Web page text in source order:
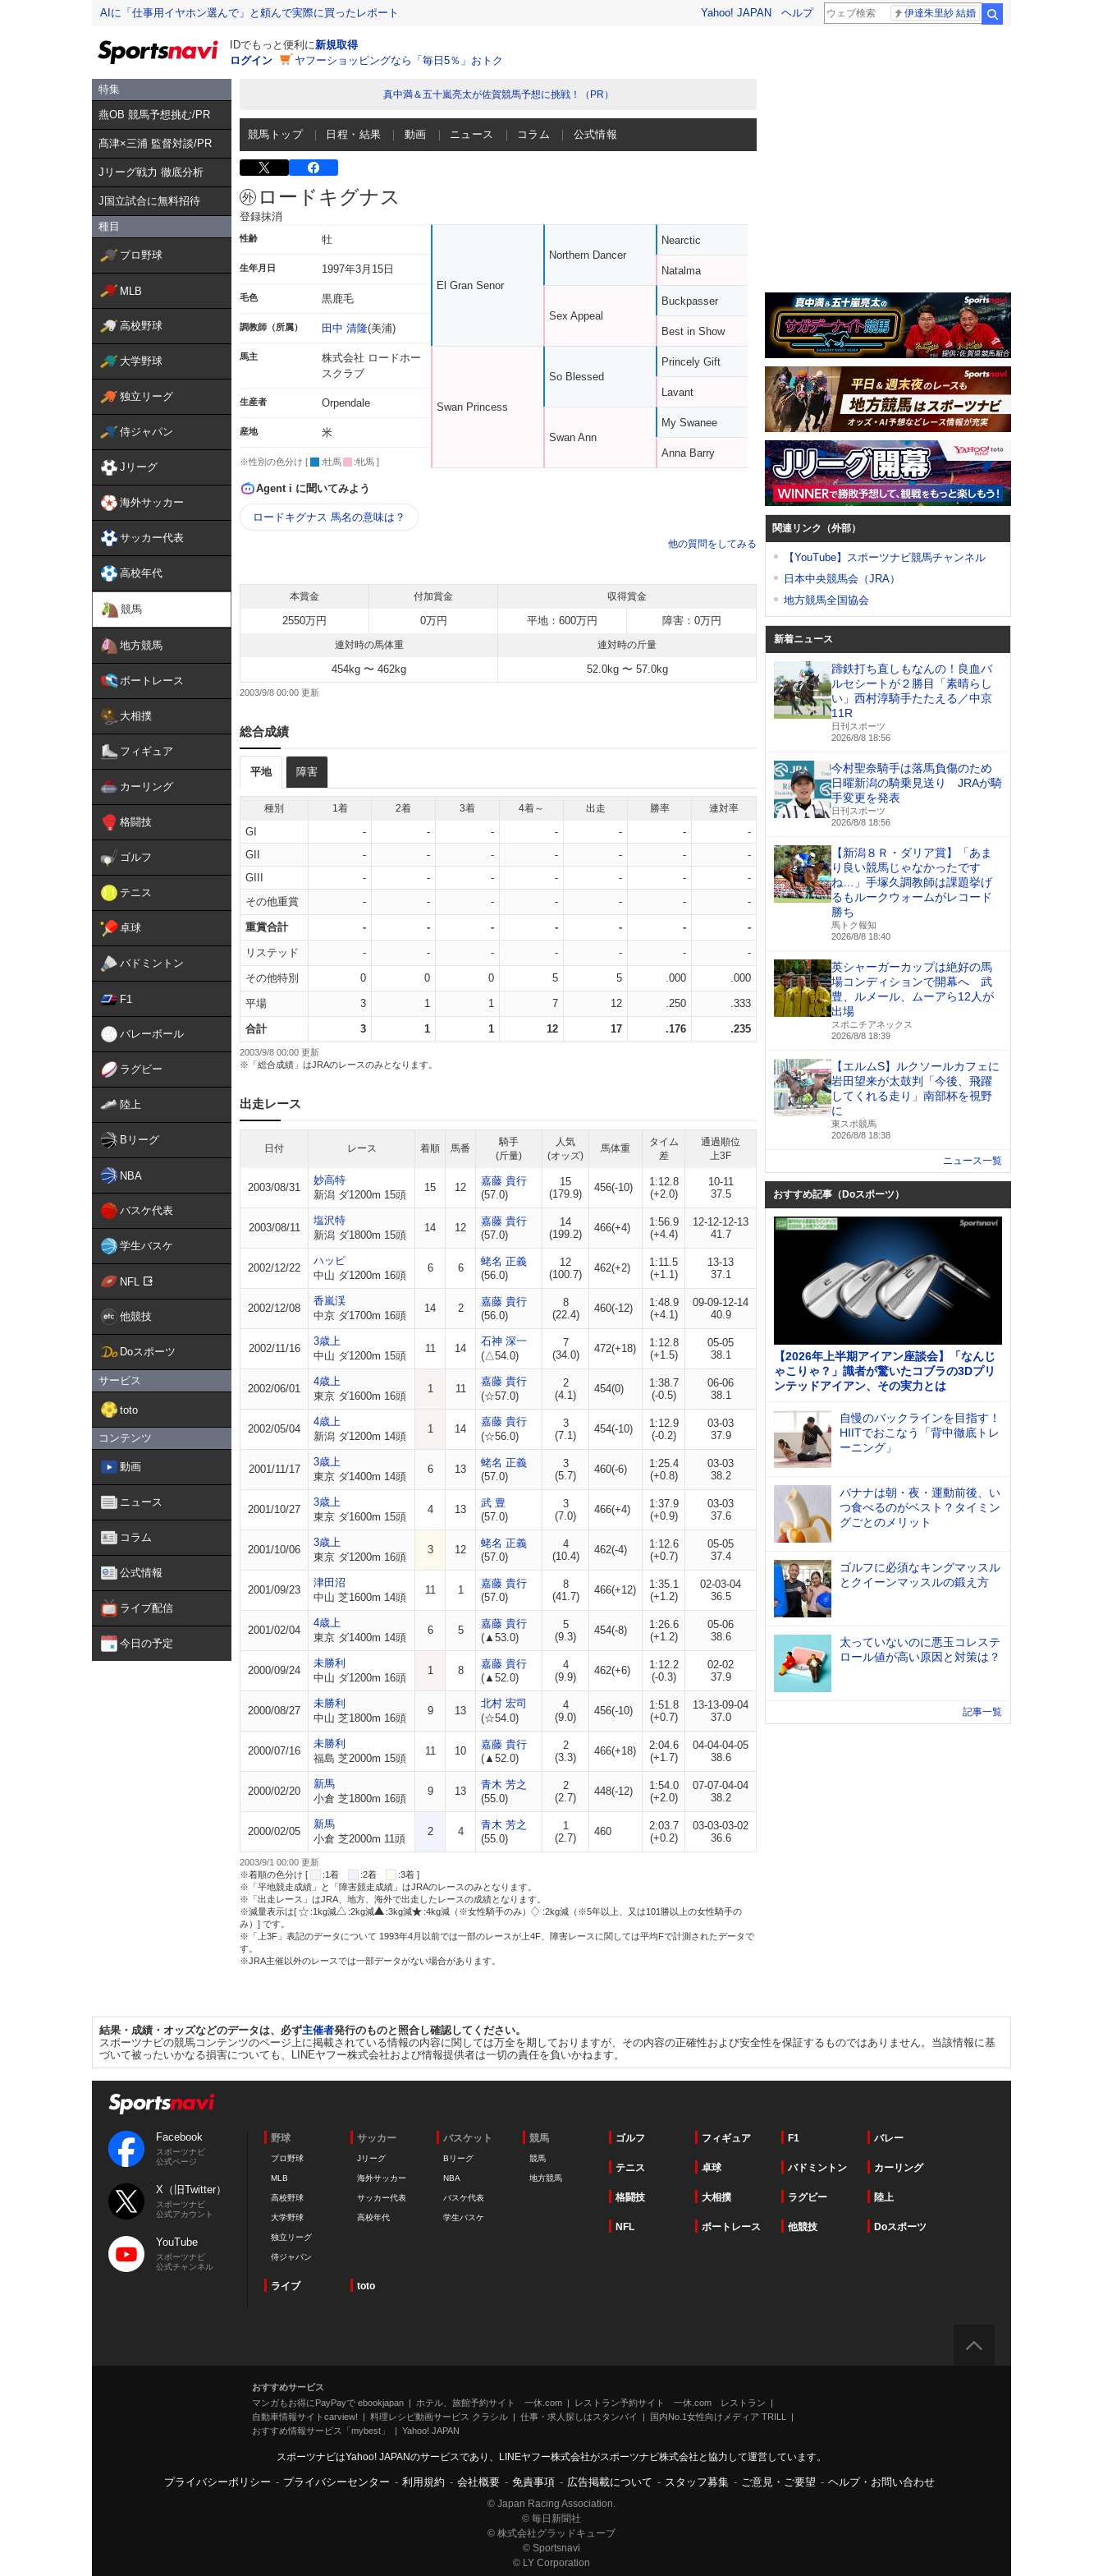
AIに「仕事用イヤホン選んで」と頼んで実際に買ったレポート Yahoo! JAPAN ヘルプ 伊達朱里紗 結婚
IDでもっと便利に新規取得
ログイン
ヤフーショッピングなら「毎日5％」おトク
特集
燕OB 競馬予想挑む/PR
髙津×三浦 監督対談/PR
Jリーグ戦力 徹底分析
J国立試合に無料招待
種目
プロ野球
MLB
高校野球
大学野球
独立リーグ
侍ジャパン
Jリーグ
海外サッカー
サッカー代表
高校年代
競馬
地方競馬
ボートレース
大相撲
フィギュア
カーリング
格闘技
ゴルフ
テニス
卓球
バドミントン
F1
バレーボール
ラグビー
陸上
Bリーグ
NBA
バスケ代表
学生バスケ
NFL
他競技
Doスポーツ
サービス
toto
コンテンツ
動画
ニュース
コラム
公式情報
ライブ配信
今日の予定
真中満＆五十嵐亮太が佐賀競馬予想に挑戦！（PR）
競馬トップ 日程・結果 動画 ニュース コラム 公式情報
ロードキグナス
登録抹消
性齢 牡
生年月日 1997年3月15日
毛色 黒鹿毛
調教師（所属） 田中 清隆(美浦)
馬主
株式会社 ロードホー
スクラブ
生産者 Orpendale
産地 米
※性別の色分け [ :牡馬 :牝馬 ]
El Gran Senor
Swan Princess
Northern Dancer
Sex Appeal
So Blessed
Swan Ann
Nearctic
Natalma
Buckpasser
Best in Show
Princely Gift
Lavant
My Swanee
Anna Barry
Agent i に聞いてみよう
ロードキグナス 馬名の意味は？
他の質問をしてみる
本賞金 付加賞金 収得賞金
2550万円 0万円 平地：600万円 障害：0万円
連対時の馬体重 連対時の斤量
454kg 〜 462kg 52.0kg 〜 57.0kg
2003/9/8 00:00
総合成績
平地 障害
種別 1着 2着 3着 4着～ 出走 勝率 連対率
GI - - - - - -
-
GII
- - - - - -
-
GIII
- - - - - -
-
その他重賞
- - - - - - -
重賞合計 - - - - - - -
リステッド - - - - - - -
その他特別 0 0 0 5 5 .000 .000
平場 3 1 1 7 12 .250 .333
合計 3 1 1 12 17 .176 .235
2003/9/8 00:00 更新
※「総合成績」はJRAのレースのみとなります。
出走レース
日付 レース 着順 馬番
騎手
(斤量)
人気
(オッズ)
馬体重
タイム
差
通過順位
上3F
2003/08/31
妙高特
新潟 ダ1200m 15頭
15 12
嘉藤 貴行
(57.0)
15
(179.9)
456(-10)
1:12.8
(+2.0)
10-11
37.5
2003/08/11
塩沢特
新潟 ダ1800m 15頭
14 12
嘉藤 貴行
(57.0)
14
(199.2)
466(+4)
1:56.9
(+4.4)
12-12-12-13
41.7
2002/12/22
ハッピ
中山 ダ1200m 16頭
6 6
蛯名 正義
(56.0)
12
(100.7)
462(+2)
1:11.5
(+1.1)
13-13
37.1
2002/12/08
香嵐渓
中京 ダ1700m 16頭
14 2
嘉藤 貴行
(56.0)
8
(22.4)
460(-12)
1:48.9
(+4.1)
09-09-12-14
40.9
2002/11/16
3歳上
中山 ダ1200m 15頭
11 14
石神 深一
(△54.0)
7
(34.0)
472(+18)
1:12.8
(+1.5)
05-05
38.1
2002/06/01
4歳上
東京 ダ1600m 16頭
1 11
嘉藤 貴行
(☆57.0)
2
(4.1)
454(0)
1:38.7
(-0.5)
06-06
38.1
2002/05/04
4歳上
新潟 ダ1200m 14頭
1 14
嘉藤 貴行
(☆56.0)
3
(7.1)
454(-10)
1:12.9
(-0.2)
03-03
37.9
2001/11/17
3歳上
東京 ダ1400m 14頭
6 13
蛯名 正義
(57.0)
3
(5.7)
460(-6)
1:25.4
(+0.8)
03-03
38.2
2001/10/27
3歳上
東京 ダ1600m 15頭
4 13
武 豊
(57.0)
3
(7.0)
466(+4)
1:37.9
(+0.9)
03-03
37.6
2001/10/06
3歳上
東京 ダ1200m 16頭
3 12
蛯名 正義
(57.0)
4
(10.4)
462(-4)
1:12.6
(+0.7)
05-05
37.4
2001/09/23
津田沼
中山 芝1600m 14頭
11 1
嘉藤 貴行
(57.0)
8
(41.7)
466(+12)
1:35.1
(+1.2)
02-03-04
36.5
2001/02/04
4歳上
東京 ダ1400m 14頭
6 5
嘉藤 貴行
(▲53.0)
5
(9.3)
454(-8)
1:26.6
(+1.2)
05-06
38.6
2000/09/24
未勝利
中山 ダ1200m 16頭
1 8
嘉藤 貴行
(▲52.0)
4
(9.9)
462(+6)
1:12.2
(-0.3)
02-02
37.9
2000/08/27
未勝利
中山 芝1800m 16頭
9 13
北村 宏司
(☆54.0)
4
(9.0)
456(-10)
1:51.8
(+0.7)
13-13-09-04
37.0
2000/07/16
未勝利
福島 芝2000m 15頭
11 10
嘉藤 貴行
(▲52.0)
2
(3.3)
466(+18)
2:04.6
(+1.7)
04-04-04-05
38.6
2000/02/20
新馬
小倉 芝1800m 16頭
9 13
青木 芳之
(55.0)
2
(2.7)
448(-12)
1:54.0
(+2.0)
07-07-04-04
38.2
2000/02/05
新馬
小倉 芝2000m 11頭
2 4
青木 芳之
(55.0)
1
(2.7)
460
2:03.7
(+0.2)
03-03-03-02
36.6
2003/9/1 00:00 更新
※着順の色分け [
:1着 :2着
:3着 ]
※「平地競走成績」と「障害競走成績」はJRAのレースのみとなります。
※「出走レース」はJRA、地方、海外で出走したレースの成績となります。
※減量表示は[
:1kg減 :2kg減 :3kg減 :4kg減（※女性騎手のみ）
:2kg減（※5年以上、又は101勝以上の女性騎手の
み）] です。
※「上3F」表記のデータについて 1993年4月以前では一部のレースが上4F、障害レースに関しては平均Fで計測されたデータで
す。
※JRA主催以外のレースでは一部データがない場合があります。
関連リンク（外部）
【YouTube】スポーツナビ競馬チャンネル
日本中央競馬会（JRA）
地方競馬全国協会
新着ニュース
蹄鉄打ち直しもなんの！良血バ
ルセシートが２勝目「素晴らし
い」西村淳騎手たたえる／中京
11R
日刊スポーツ
2026/8/8 18:56
今村聖奈騎手は落馬負傷のため
日曜新潟の騎乗見送り JRAが騎
手変更を発表
日刊スポーツ
2026/8/8 18:56
【新潟８Ｒ・ダリア賞】「あま
り良い競馬じゃなかったです
ね…」手塚久調教師は課題挙げ
るもルークウォームがレコード
勝ち
馬トク報知
2026/8/8 18:40
英シャーガーカップは絶好の馬
場コンディションで開幕へ 武
豊、ルメール、ムーアら12人が
出場
スポニチアネックス
2026/8/8 18:39
【エルムS】ルクソールカフェに
岩田望来が太鼓判「今後、飛躍
してくれる走り」南部杯を視野
に
東スポ競馬
2026/8/8 18:38
ニュース一覧
おすすめ記事（Doスポーツ）
【2026年上半期アイアン座談会】「なんじ
ゃこりゃ？」識者が驚いたコブラの3Dプリ
ンテッドアイアン、その実力とは
自慢のバックラインを目指す！
HIITでおこなう「背中徹底トレ
ーニング」
バナナは朝・夜・運動前後、い
つ食べるのがベスト？タイミン
グごとのメリット
ゴルフに必須なキングマッスル
とクイーンマッスルの鍛え方
太っていないのに悪玉コレステ
ロール値が高い原因と対策は？
記事一覧
結果・成績・オッズなどのデータは、必ず主催者発行のものと照合し確認してください。
スポーツナビの競馬コンテンツのページ上に掲載されている情報の内容に関しては万全を期しておりますが、その内容の正確性および安全性を保証するものではありません。当該情報に基
づいて被ったいかなる損害についても、LINEヤフー株式会社および情報提供者は一切の責任を負いかねます。
Facebook
スポーツナビ
公式ページ
X（旧Twitter）
スポーツナビ
公式アカウント
YouTube
スポーツナビ
公式チャンネル
野球
プロ野球
MLB
高校野球
大学野球
独立リーグ
侍ジャパン
サッカー
Jリーグ
海外サッカー
サッカー代表
高校年代
バスケット
Bリーグ
NBA
バスケ代表
学生バスケ
競馬
競馬
地方競馬
ゴルフ フィギュア F1 バレー
テニス 卓球 バドミントン カーリング
格闘技 大相撲 ラグビー 陸上
NFL ボートレース 他競技 Doスポーツ
ライブ toto
おすすめサービス
マンガもお得にPayPayで ebookjapan
ホテル、旅館予約サイト 一休.com
レストラン予約サイト 一休.com レストラン
自動車情報サイトcarview!
料理レシピ動画サービス クラシル 仕事・求人探しはスタンバイ
国内No.1女性向けメディア TRILL
おすすめ情報サービス「mybest」
Yahoo! JAPAN
スポーツナビはYahoo! JAPANのサービスであり、LINEヤフー株式会社がスポーツナビ株式会社と協力して運営しています。
プライバシーポリシー - プライバシーセンター - 利用規約 - 会社概要 - 免責事項 - 広告掲載について - スタッフ募集 - ご意見・ご要望 - ヘルプ・お問い合わせ
© Japan Racing Association.
© 毎日新聞社
© 株式会社グラッドキューブ
© Sportsnavi
© LY Corporation